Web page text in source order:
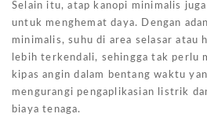
Selain itu, atap kanopi minimalis
untuk menghemat daya. Dengan
minimalis, suhu di area selasar atau
lebih terkendali, sehingga tak perlu
kipas angin dalam bentang waktu
mengurangi pengaplikasian listrik
biaya tenaga.